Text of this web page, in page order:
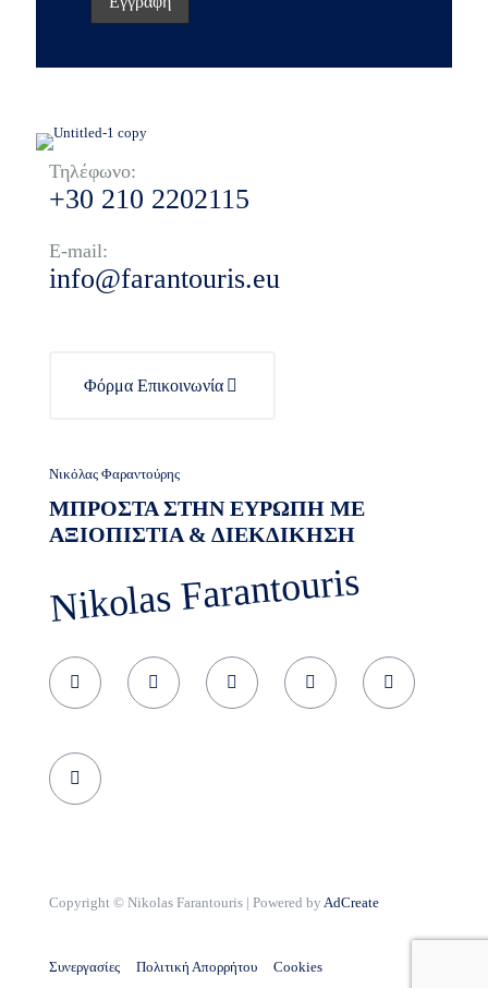
Τηλέφωνο:
+30 210 2202115
E-mail:
info@farantouris.eu
Φόρμα Επικοινωνία
Νικόλας Φαραντούρης
ΜΠΡΟΣΤΑ ΣΤΗΝ ΕΥΡΩΠΗ ΜΕ
ΑΞΙΟΠΙΣΤΙΑ & ΔΙΕΚΔΙΚΗΣΗ
Nikolas Farantouris
Copyright © Nikolas Farantouris | Powered by AdCreate
Συνεργασίες Πολιτική Απορρήτου Cookies